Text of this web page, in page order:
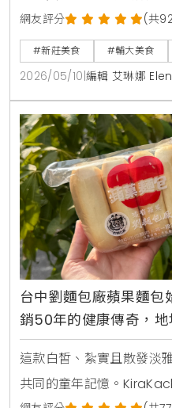
食現象，生活風格平台
表示，一家餐廳能長期維
的獨特性，如羊肉榮將羊
醬與半熟蛋建立味覺記憶
備生活風格的飲食體驗。
網友評分 (共
#新莊美食 #輔大美食
2026/05/10 編輯 艾琳娜
台中劉麵包廠蘋果麵包
銷50年的健康傳奇，
這款白皙、紮實且散發淡
共同的童年記憶。